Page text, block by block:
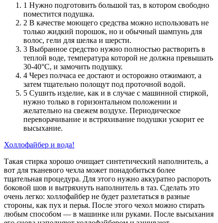
1 Нужно подготовить большой таз, в котором свободно
поместится подушка.
2 В качестве моющего средства можно использовать не
только жидкий порошок, но и обычный шампунь для
волос, гели для шелка и шерсти.
3 Выбранное средство нужно полностью растворить в
теплой воде, температура которой не должна превышать
30-40°С, и замочить подушку.
4 Через полчаса ее достают и осторожно отжимают, а
затем тщательно полощут под проточной водой.
5 Сушить изделие, как и в случае с машинной стиркой,
нужно только в горизонтальном положении и
желательно на свежем воздухе. Периодическое
переворачивание и встряхивание подушки ускорит ее
высыхание.
Холлофайбер и вода!
Такая стирка хорошо очищает синтетический наполнитель, а
вот для тканевого чехла может понадобиться более
тщательная процедура. Для этого нужно аккуратно распороть
боковой шов и вытряхнуть наполнитель в таз. Сделать это
очень легко: холлофайбер не будет разлетаться в разные
стороны, как пух и перья. После этого чехол можно стирать
любым способом — в машинке или руками. После высыхания